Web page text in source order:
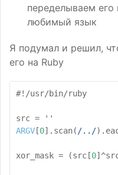
переделываем его
любимый язык
Я подумал и решил,
его на Ruby
#!/usr/bin/ruby
src =
''
ARGV [0]. scan( /../) .
xor_mask = (src [0]^